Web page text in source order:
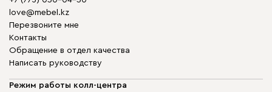
love@mebel.kz
Перезвоните мне
Контакты
Обращение в отдел качества
Написать руководству
Режим работы колл-центра